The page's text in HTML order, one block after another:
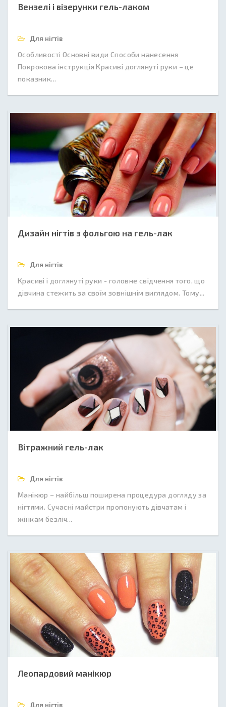
Вензелі і візерунки гель-лаком
Для нігтів
Особливості Основні види Способи нанесення
Покрокова інструкція Красиві доглянуті руки – це
показник...
Дизайн нігтів з фольгою на гель-лак
Для нігтів
Красиві і доглянуті руки - головне свідчення того, що
дівчина стежить за своїм зовнішнім виглядом. Тому...
Вітражний гель-лак
Для нігтів
Манікюр – найбільш поширена процедура догляду за
нігтями. Сучасні майстри пропонують дівчатам і
жінкам безліч...
Леопардовий манікюр
Для нігтів